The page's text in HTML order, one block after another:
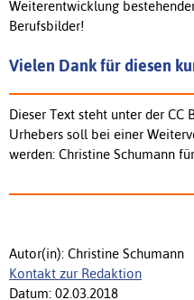
Weiterentwicklung
Berufsbilder!
Vielen Dank für diesen
Dieser Text steht unter der CC
Urhebers soll bei einer
werden: Christine Schumann
Autor(in): Christine Schumann
Kontakt zur Redaktion
Datum: 02.03.2018